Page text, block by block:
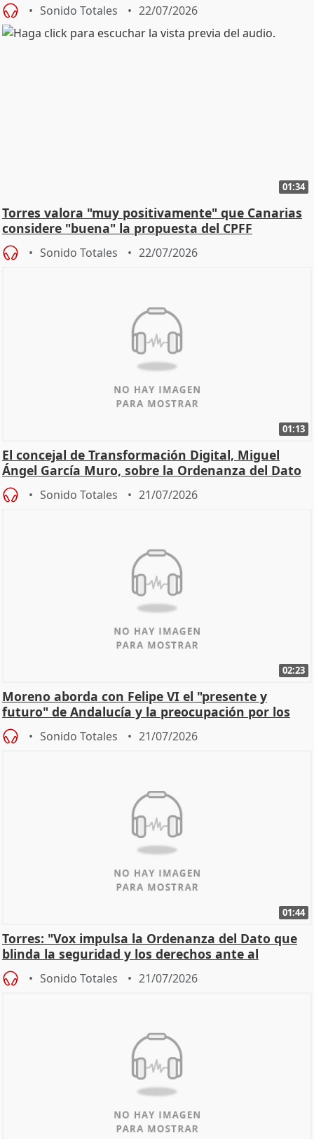
Sonido Totales 22/07/2026
01:34
Torres valora "muy positivamente" que Canarias
considere "buena" la propuesta del CPFF
Sonido Totales 22/07/2026
01:13
El concejal de Transformación Digital, Miguel
Ángel García Muro, sobre la Ordenanza del Dato
Sonido Totales 21/07/2026
02:23
Moreno aborda con Felipe VI el "presente y
futuro" de Andalucía y la preocupación por los
incendios
Sonido Totales 21/07/2026
01:44
Torres: "Vox impulsa la Ordenanza del Dato que
blinda la seguridad y los derechos ante al
control"
Sonido Totales 21/07/2026